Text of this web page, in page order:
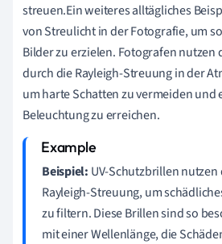
streuen.Ein weiteres alltägliches
von Streulicht in der Fotografie, um
Bilder zu erzielen. Fotografen nutzen
durch die Rayleigh-Streuung in der
um harte Schatten zu vermeiden und
Beleuchtung zu erreichen.
Beispiel: UV-Schutzbrillen
Rayleigh-Streuung, um
zu filtern. Diese Brillen sind so
mit einer Wellenlänge, die